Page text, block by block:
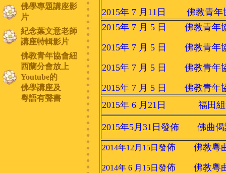
佛學專題講座影
片
紀念葉文意老師
講座特輯影片
佛教青年協會紐
西蘭分會放上
Youtube的
佛學講座及
粵語有聲書
2015年 7 月11日 佛教青年
2015年 7 月 5 日 佛教青年
2015年 7 月 5 日 佛教青年
2015年 7 月 5 日 佛教青年
2015年 7 月 5 日 佛教青年
2015年 6 月21日 福田組活
2015年5月31日發佈 佛曲偈
2014年12月15日發佈 佛教粵曲
2014年 6 月15日發佈 佛教粵曲